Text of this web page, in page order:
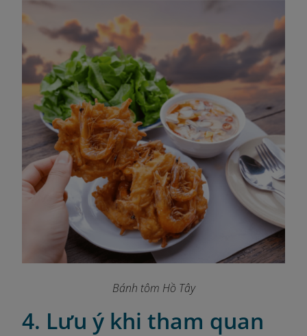
Bánh tôm Hồ Tây
4. Lưu ý khi tham quan